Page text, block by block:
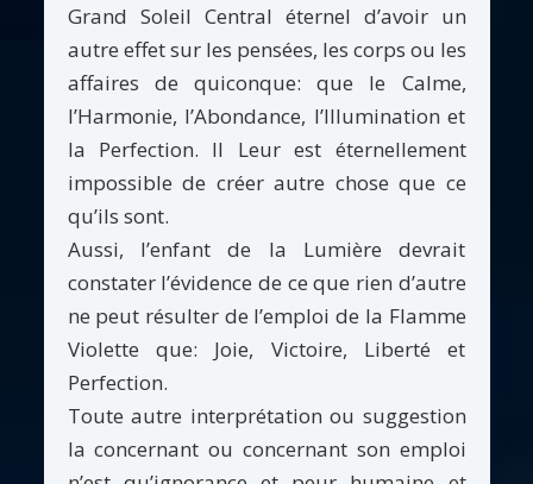
Grand Soleil Central éternel d’avoir un
autre effet sur les pensées, les corps ou les
affaires de quiconque: que le Calme,
l’Harmonie, l’Abondance, l’Illumination et
la Perfection. Il Leur est éternellement
impossible de créer autre chose que ce
qu’ils sont.
Aussi, l’enfant de la Lumière devrait
constater l’évidence de ce que rien d’autre
ne peut résulter de l’emploi de la Flamme
Violette que: Joie, Victoire, Liberté et
Perfection.
Toute autre interprétation ou suggestion
la concernant ou concernant son emploi